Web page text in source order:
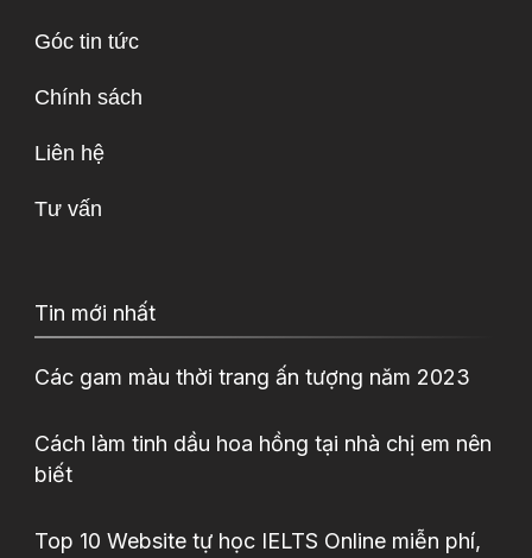
Góc tin tức
Chính sách
Liên hệ
Tư vấn
Tin mới nhất
Các gam màu thời trang ấn tượng năm 2023
Cách làm tinh dầu hoa hồng tại nhà chị em nên
biết
Top 10 Website tự học IELTS Online miễn phí,